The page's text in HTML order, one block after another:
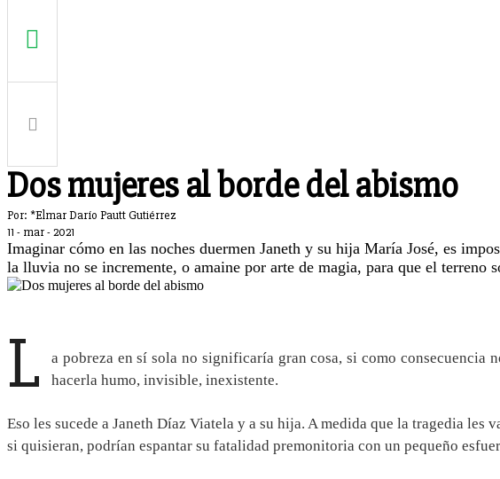
Dos mujeres al borde del abismo
Por: *Elmar Darío Pautt Gutiérrez
11 - mar - 2021
Imaginar cómo en las noches duermen Janeth y su hija María José, es
la lluvia no se incremente, o amaine por arte de magia, para que el terreno
L
a pobreza en sí sola no significaría gran cosa, si como consecuencia
hacerla humo, invisible, inexistente.
Eso les sucede a Janeth Díaz Viatela y a su hija. A medida que la tragedia
si quisieran, podrían espantar su fatalidad premonitoria con un pequeño